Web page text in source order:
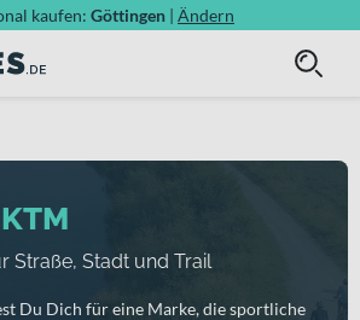
kaufen: Göttingen | Ändern
Straße, Stadt und Trail
Du Dich für eine Marke, die sportliche